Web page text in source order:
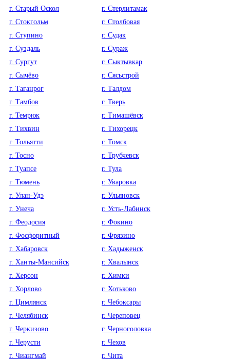
г. Старый Оскол
г. Стерлитамак
г. Стокгольм
г. Столбовая
г. Ступино
г. Судак
г. Суздаль
г. Сураж
г. Сургут
г. Сыктывкар
г. Сычёво
г. Сясьстрой
г. Таганрог
г. Талдом
г. Тамбов
г. Тверь
г. Темрюк
г. Тимашёвск
г. Тихвин
г. Тихорецк
г. Тольятти
г. Томск
г. Тосно
г. Трубчевск
г. Туапсе
г. Тула
г. Тюмень
г. Уваровка
г. Улан-Удэ
г. Ульяновск
г. Унеча
г. Усть-Лабинск
г. Феодосия
г. Фокино
г. Фосфоритный
г. Фрязино
г. Хабаровск
г. Хадыженск
г. Ханты-Мансийск
г. Хвалынск
г. Херсон
г. Химки
г. Хорлово
г. Хотьково
г. Цимлянск
г. Чебоксары
г. Челябинск
г. Череповец
г. Черкизово
г. Черноголовка
г. Черусти
г. Чехов
г. Чиангмай
г. Чита